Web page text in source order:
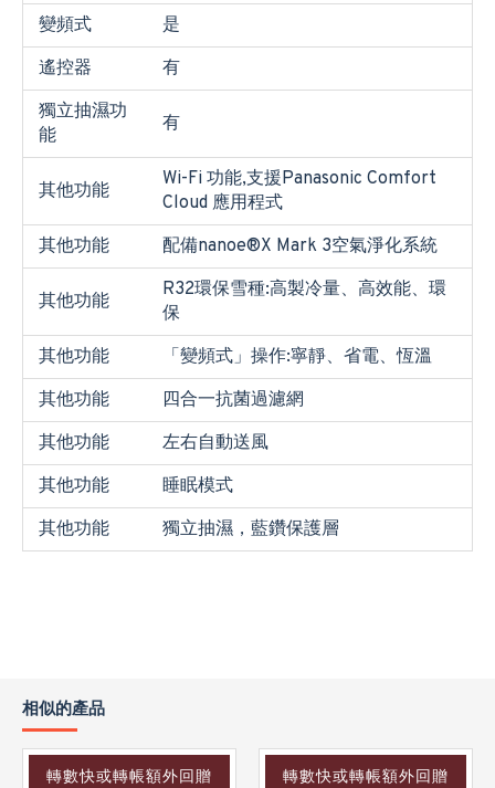
變頻式
是
遙控器
有
獨立抽濕功
能
有
其他功能
Wi-Fi 功能,支援Panasonic Comfort
Cloud 應用程式
其他功能
配備nanoe®X Mark 3空氣淨化系統
其他功能
R32環保雪種:高製冷量、高效能、環
保
其他功能
「變頻式」操作:寧靜、省電、恆溫
其他功能
四合一抗菌過濾網
其他功能
左右自動送風
其他功能
睡眠模式
其他功能
獨立抽濕，藍鑽保護層
相似的產品
轉數快或轉帳額外回贈
轉數快或轉帳額外回贈